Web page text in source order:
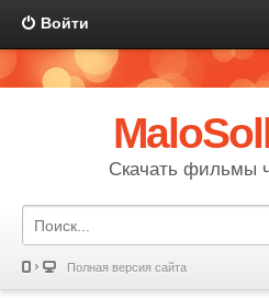
Войти
Скачать фильмы
Полная версия сайта